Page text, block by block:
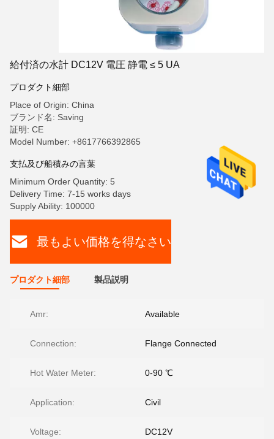
給付済の水計 DC12V 電圧 静電 ≤ 5 UA
プロダクト細部
Place of Origin: China
ブランド名: Saving
証明: CE
Model Number: +8617766392865
支払及び船積みの言葉
Minimum Order Quantity: 5
Delivery Time: 7-15 works days
Supply Ability: 100000
最もよい価格を得なさい
プロダクト細部 製品説明
Amr: Available
Connection: Flange Connected
Hot Water Meter: 0-90 ℃
Application: Civil
Voltage: DC12V